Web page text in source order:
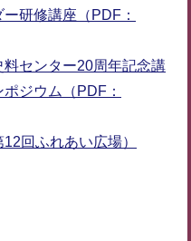
研修講座（PDF：
センター20周年記念講
ジウム（PDF：
回ふれあい広場）